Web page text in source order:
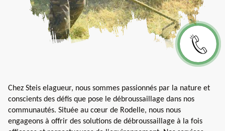
Chez Steis elagueur, nous sommes passionnés par la nature et
conscients des défis que pose le débroussaillage dans nos
communautés. Située au cœur de Rodelle, nous nous
engageons à offrir des solutions de débroussaillage à la fois